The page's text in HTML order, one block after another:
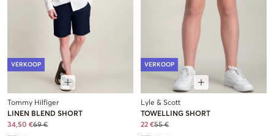
VERKOOP
Tommy Hilfiger
LINEN BLEND SHORT
34,50 €69 €
VERKOOP
Lyle & Scott
TOWELLING SHORT
22 €55 €